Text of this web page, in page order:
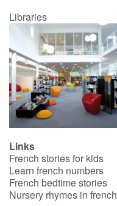
Libraries
Links
French stories for kids
Learn french numbers
French bedtime stories
Nursery rhymes in french